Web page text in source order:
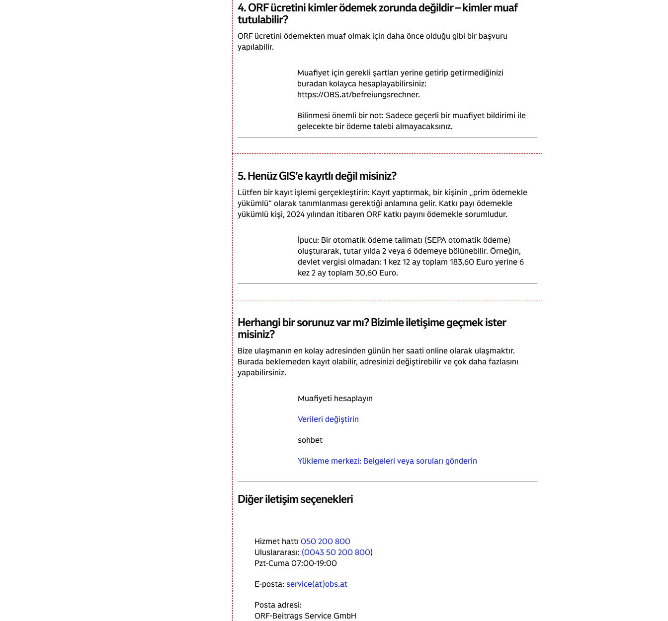
4. ORF ücretini kimler ödemek zorunda değildir – kimler muaf
tutulabilir?
ORF ücretini ödemekten muaf olmak için daha önce olduğu gibi bir başvuru
yapılabilir.
Muafiyet için gerekli şartları yerine getirip getirmediğinizi
buradan kolayca hesaplayabilirsiniz:
https://OBS.at/befreiungsrechner.
Bilinmesi önemli bir not: Sadece geçerli bir muafiyet bildirimi ile
gelecekte bir ödeme talebi almayacaksınız.
5. Henüz GIS’e kayıtlı değil misiniz?
Lütfen bir kayıt işlemi gerçekleştirin: Kayıt yaptırmak, bir kişinin „prim ödemekle
yükümlü“ olarak tanımlanması gerektiği anlamına gelir. Katkı payı ödemekle
yükümlü kişi, 2024 yılından itibaren ORF katkı payını ödemekle sorumludur.
İpucu: Bir otomatik ödeme talimatı (SEPA otomatik ödeme)
oluşturarak, tutar yılda 2 veya 6 ödemeye bölünebilir. Örneğin,
devlet vergisi olmadan: 1 kez 12 ay toplam 183,60 Euro yerine 6
kez 2 ay toplam 30,60 Euro.
Herhangi bir sorunuz var mı? Bizimle iletişime geçmek ister
misiniz?
Bize ulaşmanın en kolay adresinden günün her saati online olarak ulaşmaktır.
Burada beklemeden kayıt olabilir, adresinizi değiştirebilir ve çok daha fazlasını
yapabilirsiniz.
Muafiyeti hesaplayın
Verileri değiştirin
sohbet
Yükleme merkezi: Belgeleri veya soruları gönderin
Diğer iletişim seçenekleri
Hizmet hattı 050 200 800
Uluslararası: (0043 50 200 800)
Pzt-Cuma 07:00-19:00
E-posta: service(at)obs.at
Posta adresi:
ORF-Beitrags Service GmbH